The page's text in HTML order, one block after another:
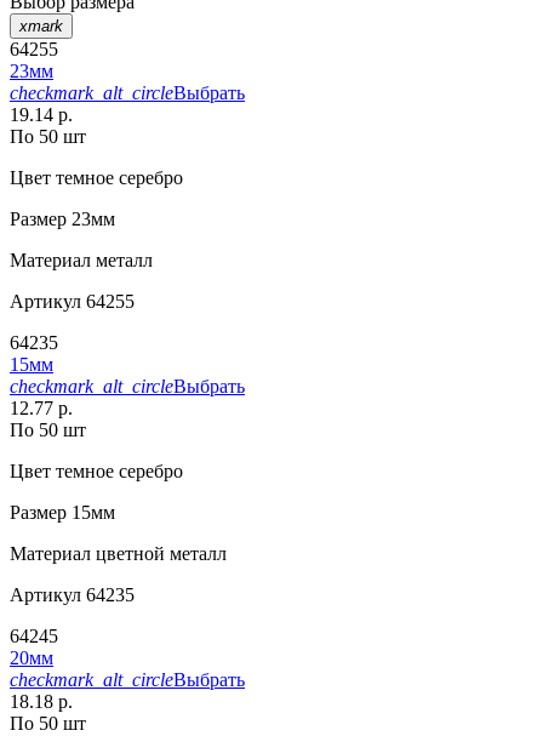
xmark
64255
23мм
checkmark_alt_circleВыбрать
19.14 р.
По 50 шт
Цвет темное серебро
Размер 23мм
Материал металл
Артикул 64255
64235
15мм
checkmark_alt_circleВыбрать
12.77 р.
По 50 шт
Цвет темное серебро
Размер 15мм
Материал цветной металл
Артикул 64235
64245
20мм
checkmark_alt_circleВыбрать
18.18 р.
По 50 шт